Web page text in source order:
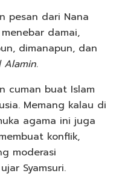
pesan dari Nana
damai,
dimanapun, dan
Alamin.
cuman buat Islam
Memang kalau di
agama ini juga
konflik,
moderasi
Syamsuri.